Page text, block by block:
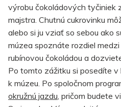
výrobu čokoládových tyčiniek
majstra. Chutnú cukrovinku
alebo si ju vziať so sebou ako
múzea spoznáte rozdiel medzi
rubínovou čokoládou a
Po tomto zážitku si posedíte v
k múzeu. Po spoločnom
okružnú jazdu , pričom budete